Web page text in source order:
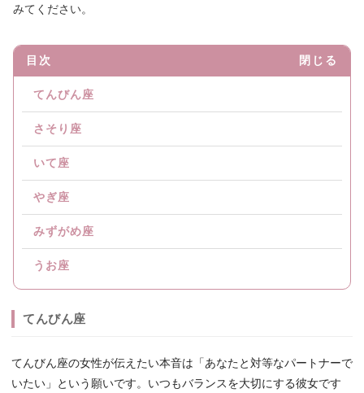
みてください。
目次 閉じる
てんびん座
さそり座
いて座
やぎ座
みずがめ座
うお座
てんびん座
てんびん座の女性が伝えたい本音は「あなたと対等なパートナーで
いたい」という願いです。いつもバランスを大切にする彼女です